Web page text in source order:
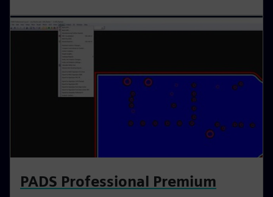
PADS Professional Premium